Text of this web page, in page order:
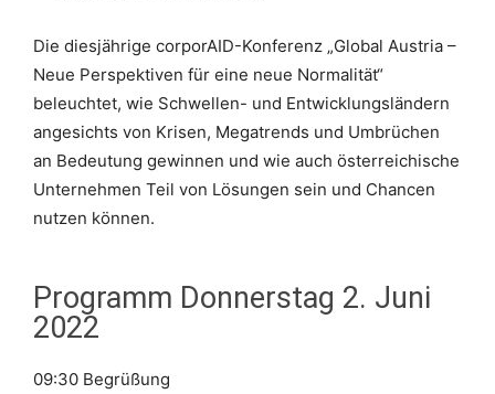
Die diesjährige corporAID-Konferenz „Global Austria –
Neue Perspektiven für eine neue Normalität“
beleuchtet, wie Schwellen- und Entwicklungsländern
angesichts von Krisen, Megatrends und Umbrüchen
an Bedeutung gewinnen und wie auch österreichische
Unternehmen Teil von Lösungen sein und Chancen
nutzen können.
Programm Donnerstag 2. Juni
2022
09:30 Begrüßung